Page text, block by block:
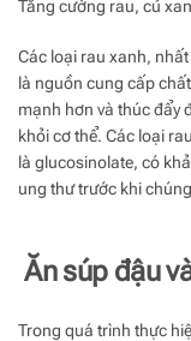
Tăng cường rau, củ
Các loại rau xanh,
là nguồn cung cấp
mạnh hơn và thúc đẩy
khỏi cơ thể. Các loại
là glucosinolate, có
ung thư trước khi
Ăn súp đậu
Trong quá trình thực